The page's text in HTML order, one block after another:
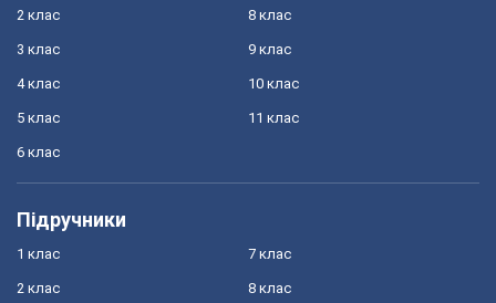
2 клас
3 клас
4 клас
5 клас
6 клас
8 клас
9 клас
10 клас
11 клас
Підручники
1 клас
2 клас
7 клас
8 клас